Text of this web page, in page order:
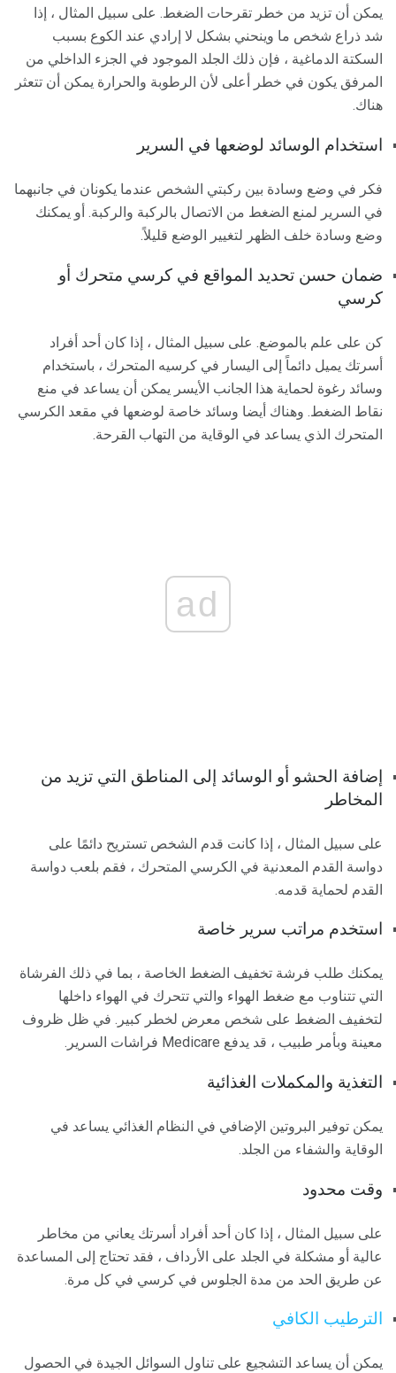
يمكن أن تزيد من خطر تقرحات الضغط. على سبيل المثال ، إذا
شد ذراع شخص ما وينحني بشكل لا إرادي عند الكوع بسبب
السكتة الدماغية ، فإن ذلك الجلد الموجود في الجزء الداخلي من
المرفق يكون في خطر أعلى لأن الرطوبة والحرارة يمكن أن تتعثر
هناك.
استخدام الوسائد لوضعها في السرير
فكر في وضع وسادة بين ركبتي الشخص عندما يكونان في جانبهما
في السرير لمنع الضغط من الاتصال بالركبة والركبة. أو يمكنك
وضع وسادة خلف الظهر لتغيير الوضع قليلاً.
ضمان حسن تحديد المواقع في كرسي متحرك أو
كرسي
كن على علم بالموضع. على سبيل المثال ، إذا كان أحد أفراد
أسرتك يميل دائماً إلى اليسار في كرسيه المتحرك ، باستخدام
وسائد رغوة لحماية هذا الجانب الأيسر يمكن أن يساعد في منع
نقاط الضغط. وهناك أيضا وسائد خاصة لوضعها في مقعد الكرسي
المتحرك الذي يساعد في الوقاية من التهاب القرحة.
ad
إضافة الحشو أو الوسائد إلى المناطق التي تزيد من
المخاطر
على سبيل المثال ، إذا كانت قدم الشخص تستريح دائمًا على
دواسة القدم المعدنية في الكرسي المتحرك ، فقم بلعب دواسة
القدم لحماية قدمه.
استخدم مراتب سرير خاصة
يمكنك طلب فرشة تخفيف الضغط الخاصة ، بما في ذلك الفرشاة
التي تتناوب مع ضغط الهواء والتي تتحرك في الهواء داخلها
لتخفيف الضغط على شخص معرض لخطر كبير. ﻓﻲ ﻇﻞ ﻇﺮوف
ﻣﻌﻴﻨﺔ وﺑﺄﻣﺮ ﻃﺒﻴﺐ ، ﻗﺪ ﻳﺪﻓﻊ Medicare ﻓﺮاﺷﺎت اﻟﺴﺮﻳﺮ.
التغذية والمكملات الغذائية
يمكن توفير البروتين الإضافي في النظام الغذائي يساعد في
الوقاية والشفاء من الجلد.
وقت محدود
على سبيل المثال ، إذا كان أحد أفراد أسرتك يعاني من مخاطر
عالية أو مشكلة في الجلد على الأرداف ، فقد تحتاج إلى المساعدة
عن طريق الحد من مدة الجلوس في كرسي في كل مرة.
الترطيب الكافي
يمكن أن يساعد التشجيع على تناول السوائل الجيدة في الحصول